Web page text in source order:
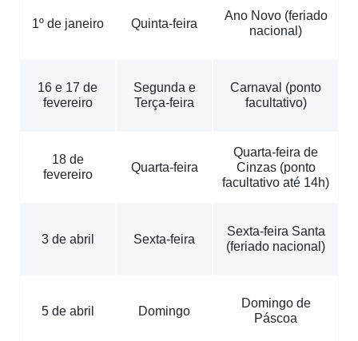
1º de janeiro Quinta-feira
Ano Novo (feriado
nacional)
16 e 17 de
fevereiro
Segunda e
Terça-feira
Carnaval (ponto
facultativo)
18 de
fevereiro
Quarta-feira
Quarta-feira de
Cinzas (ponto
facultativo até 14h)
3 de abril Sexta-feira
Sexta-feira Santa
(feriado nacional)
5 de abril Domingo
Domingo de
Páscoa